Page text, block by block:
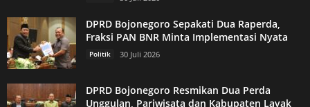
DPRD Bojonegoro Sepakati Dua Raperda,
Fraksi PAN BNR Minta Implementasi Nyata
Politik 30 Juli 2026
DPRD Bojonegoro Resmikan Dua Perda
Unggulan, Pariwisata dan Kabupaten Layak